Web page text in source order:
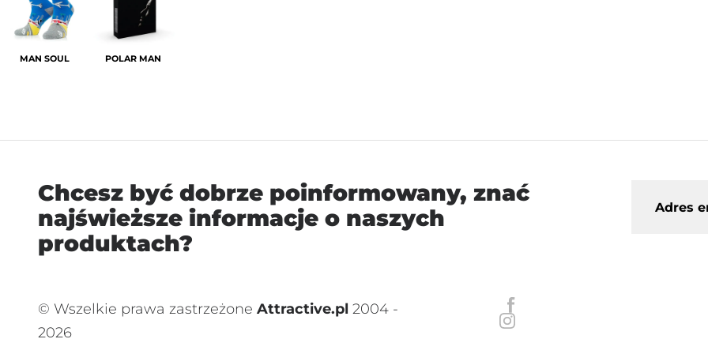
MAN SOUL POLAR MAN
Chcesz być dobrze poinformowany, znać
najświeższe informacje o naszych
produktach?
© Wszelkie prawa zastrzeżone Attractive.pl 2004 -
2026